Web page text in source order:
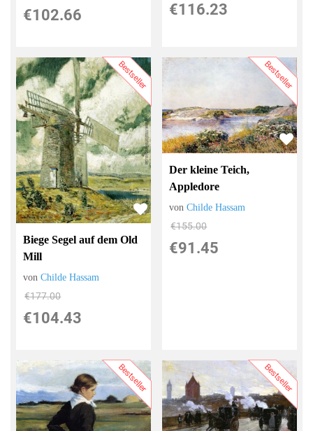
€102.66 €116.23
Bestseller
Biege Segel auf dem Old
Mill
vonChilde Hassam
€177.00
€104.43
Bestseller
Der kleine Teich,
Appledore
vonChilde Hassam
€155.00
€91.45
Bestseller Bestseller